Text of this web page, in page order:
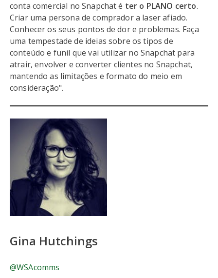
conta comercial no Snapchat é ter o PLANO certo.
Criar uma persona de comprador a laser afiado.
Conhecer os seus pontos de dor e problemas. Faça
uma tempestade de ideias sobre os tipos de
conteúdo e funil que vai utilizar no Snapchat para
atrair, envolver e converter clientes no Snapchat,
mantendo as limitações e formato do meio em
consideração".
Gina Hutchings
@WSAcomms